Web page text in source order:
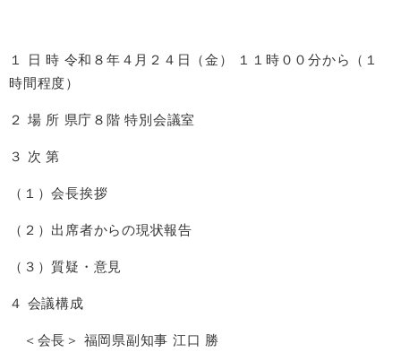
１ 日 時 令和８年４月２４日（金） １１時００分から（１
時間程度）
２ 場 所 県庁８階 特別会議室
３ 次 第
（１）会長挨拶
（２）出席者からの現状報告
（３）質疑・意見
４ 会議構成
＜会長＞ 福岡県副知事 江口 勝